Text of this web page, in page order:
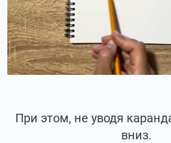
При этом, не уводя
вниз.